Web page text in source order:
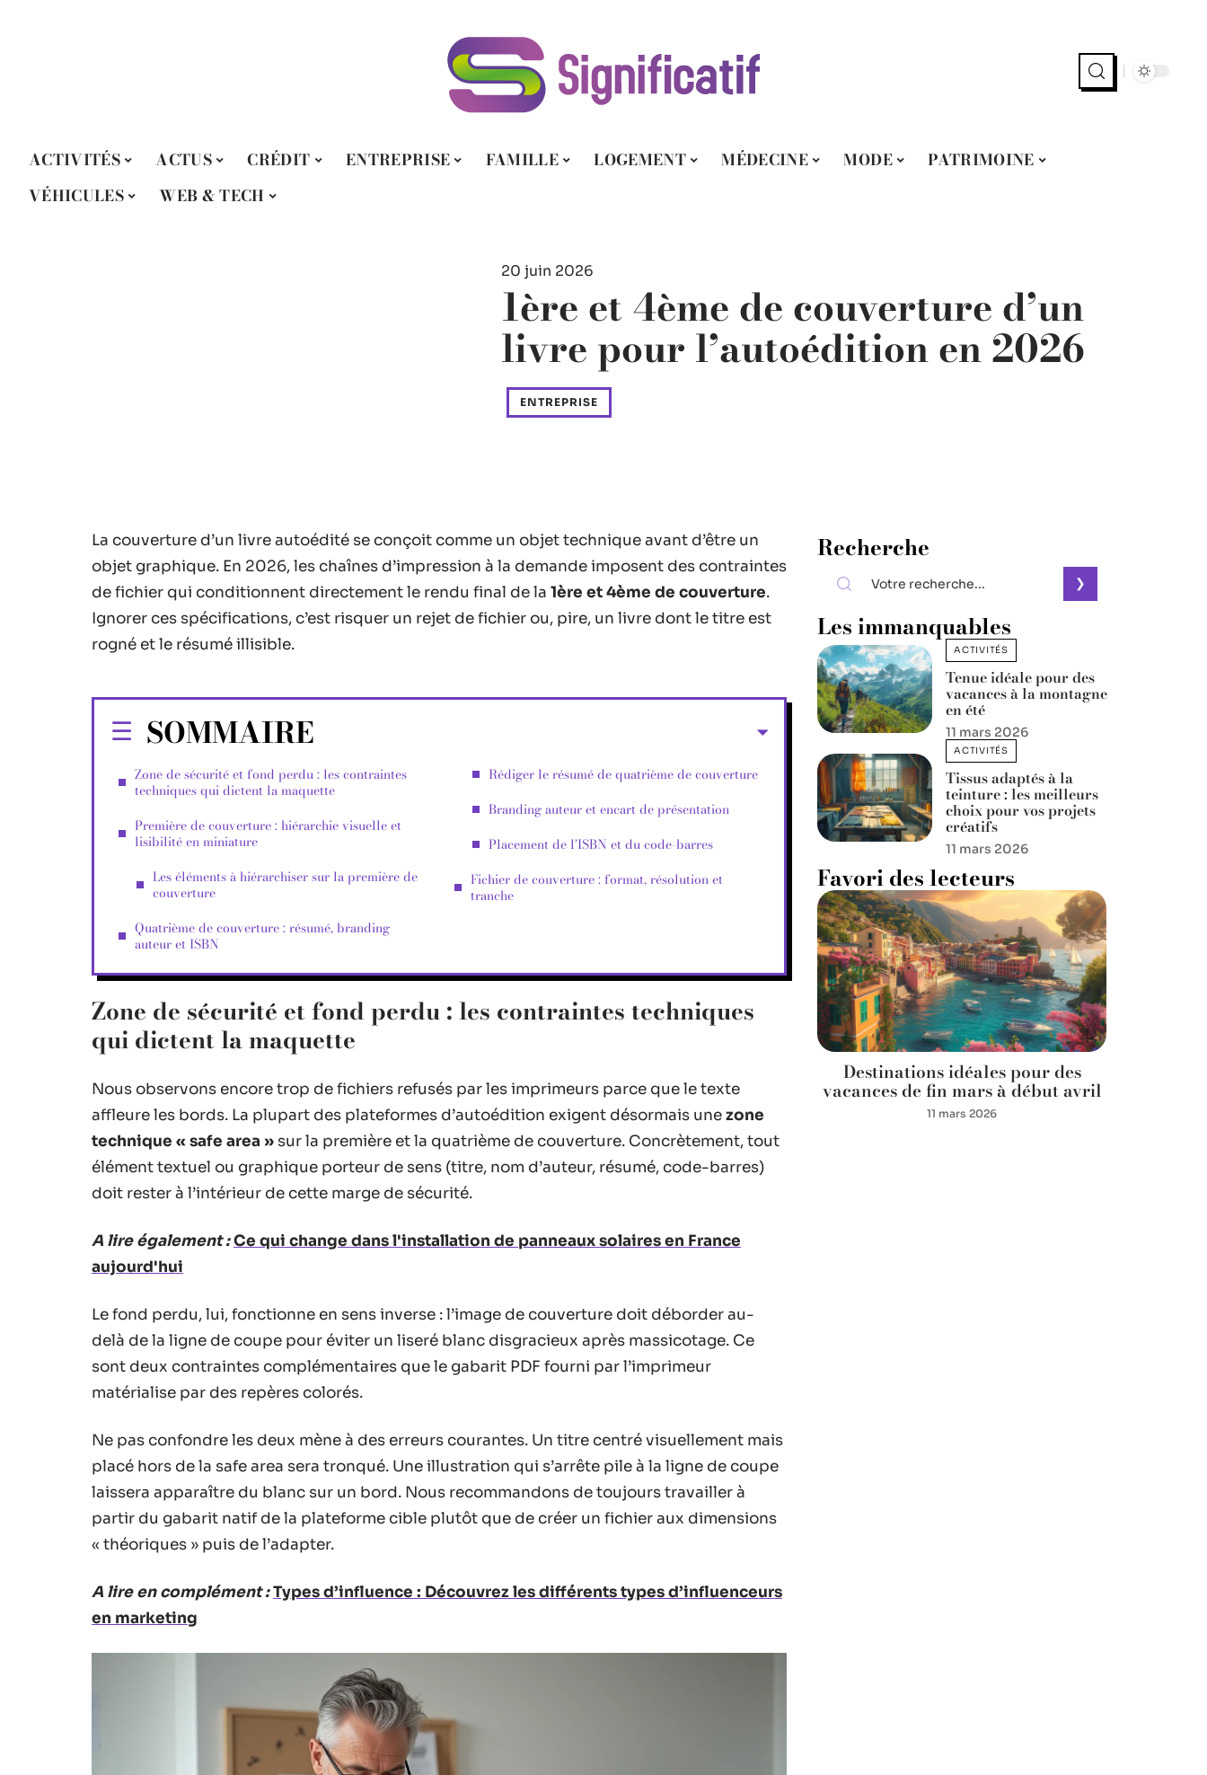
ACTIVITÉS ACTUS CRÉDIT ENTREPRISE FAMILLE LOGEMENT MÉDECINE MODE
PATRIMOINE
VÉHICULES
WEB & TECH
20 juin 2026
1ère et 4ème de couverture d’un
livre pour l’autoédition en 2026
ENTREPRISE
La couverture d’un livre autoédité se conçoit comme un objet technique avant d’être un
objet graphique. En 2026, les chaînes d’impression à la demande imposent des contraintes
de fichier qui conditionnent directement le rendu final de la 1ère et 4ème de couverture.
Ignorer ces spécifications, c’est risquer un rejet de fichier ou, pire, un livre dont le titre est
rogné et le résumé illisible.
SOMMAIRE
Zone de sécurité et fond perdu : les contraintes
techniques qui dictent la maquette
Première de couverture : hiérarchie visuelle et
lisibilité en miniature
Les éléments à hiérarchiser sur la première de
couverture
Quatrième de couverture : résumé, branding
auteur et ISBN
Rédiger le résumé de quatrième de couverture
Branding auteur et encart de présentation
Placement de l’ISBN et du code-barres
Fichier de couverture : format, résolution et
tranche
Zone de sécurité et fond perdu : les contraintes techniques
qui dictent la maquette
Nous observons encore trop de fichiers refusés par les imprimeurs parce que le texte
affleure les bords. La plupart des plateformes d’autoédition exigent désormais unezone
technique « safe area » sur la première et la quatrième de couverture. Concrètement, tout
élément textuel ou graphique porteur de sens (titre, nom d’auteur, résumé, code-barres)
doit rester à l’intérieur de cette marge de sécurité.
A lire également :Ce qui change dans l'installation de panneaux solaires en France
aujourd'hui
Le fond perdu, lui, fonctionne en sens inverse : l’image de couverture doit déborder au-
delà de la ligne de coupe pour éviter un liseré blanc disgracieux après massicotage. Ce
sont deux contraintes complémentaires que le gabarit PDF fourni par l’imprimeur
matérialise par des repères colorés.
Ne pas confondre les deux mène à des erreurs courantes. Un titre centré visuellement mais
placé hors de la safe area sera tronqué. Une illustration qui s’arrête pile à la ligne de coupe
laissera apparaître du blanc sur un bord. Nous recommandons de toujours travailler à
partir du gabarit natif de la plateforme cible plutôt que de créer un fichier aux dimensions
« théoriques » puis de l’adapter.
A lire en complément :Types d’influence : Découvrez les différents types d’influenceurs
en marketing
Recherche
Les immanquables
ACTIVITÉS
Tenue idéale pour des
vacances à la montagne
en été
11 mars 2026
ACTIVITÉS
Tissus adaptés à la
teinture : les meilleurs
choix pour vos projets
créatifs
11 mars 2026
Favori des lecteurs
Destinations idéales pour des
vacances de fin mars à début avril
11 mars 2026